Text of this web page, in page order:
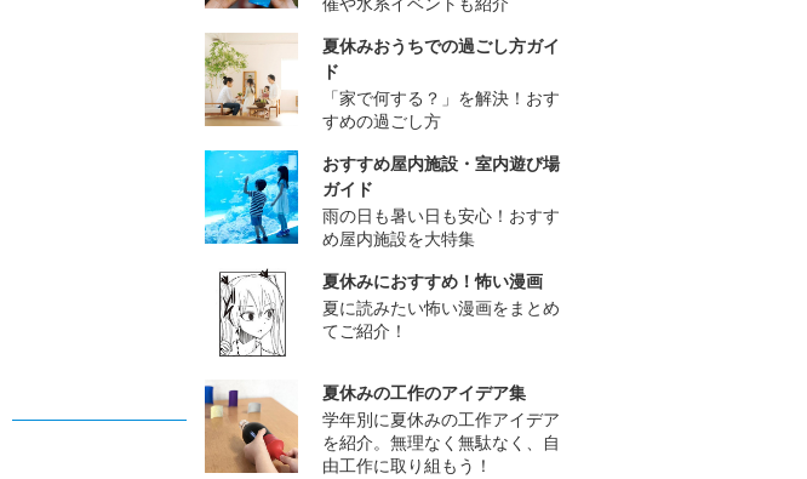
夏休みおうちでの過ごし方ガイ
ド
「家で何する？」を解決！おす
すめの過ごし方
おすすめ屋内施設・室内遊び場
ガイド
雨の日も暑い日も安心！おすす
め屋内施設を大特集
夏休みにおすすめ！怖い漫画
夏に読みたい怖い漫画をまとめ
てご紹介！
夏休みの工作のアイデア集
学年別に夏休みの工作アイデア
を紹介。無理なく無駄なく、自
由工作に取り組もう！